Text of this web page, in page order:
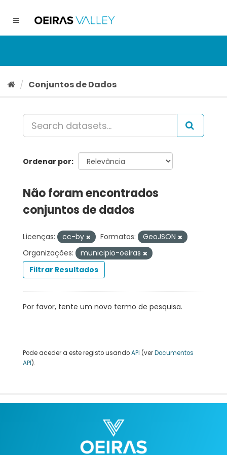
conteúdo
Toggle
Conjuntos de Dados
Ordenar por
Não foram encontrados
conjuntos de dados
Licenças: cc-by Formatos:
GeoJSON
Organizações:
municipio-oeiras
Filtrar Resultados
Por favor, tente um novo termo de pesquisa.
Pode aceder a este registo usandoAPI (verDocumentos
API).